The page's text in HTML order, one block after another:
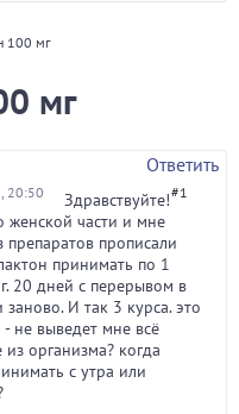
100 мг
мг
Ответить
20:50 #1
Здравствуйте!
женской части и мне
прописали
принимать по 1
20 дней с перерывом в
И так 3 курса. это
не выведет мне всё
из организма? когда
с утра или